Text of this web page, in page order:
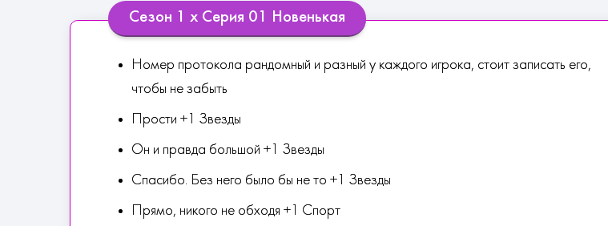
Сезон 1 х Серия 01 Новенькая
Номер протокола рандомный и разный у каждого игрока, стоит записать его,
чтобы не забыть
Прости +1 Звезды
Он и правда большой +1 Звезды
Спасибо. Без него было бы не то +1 Звезды
Прямо, никого не обходя +1 Спорт